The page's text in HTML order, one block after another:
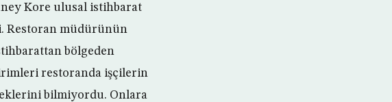
Kore ulusal istihbarat
Restoran müdürünün
bölgeden
restoranda işçilerin
bilmiyordu. Onlara